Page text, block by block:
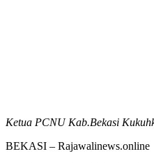
Ketua PCNU Kab.Bekasi
BEKASI – Rajawalinews.online